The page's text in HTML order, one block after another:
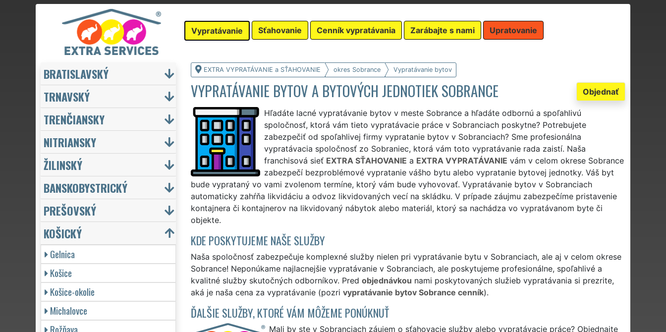
Vypratávanie Sťahovanie Cenník vypratávania Zarábajte s nami Upratovanie
EXTRA VYPRATÁVANIE a SŤAHOVANIE okres Sobrance Vypratávanie bytov
Objednať
VYPRATÁVANIE BYTOV A BYTOVÝCH JEDNOTIEK SOBRANCE
Hľadáte lacné vypratávanie bytov v meste Sobrance a hľadáte odbornú a spoľahlivú
spoločnosť, ktorá vám tieto vypratávacie práce v Sobranciach poskytne? Potrebujete
zabezpečiť od spoľahlivej firmy vypratanie bytov v Sobranciach? Sme profesionálna
vypratávacia spoločnosť zo Sobraniec, ktorá vám toto vypratávanie rada zaistí. Naša
franchisová sieť EXTRA SŤAHOVANIE a EXTRA VYPRATÁVANIE vám v celom okrese Sobrance
zabezpečí bezproblémové vypratanie vášho bytu alebo vypratanie bytovej jednotky. Váš byt
bude vyprataný vo vami zvolenom termíne, ktorý vám bude vyhovovať. Vypratávanie bytov v Sobranciach
automaticky zahŕňa likvidáciu a odvoz likvidovaných vecí na skládku. V prípade záujmu zabezpečíme pristavenie
kontajnera či kontajnerov na likvidovaný nábytok alebo materiál, ktorý sa nachádza vo vypratávanom byte či
objekte.
KDE POSKYTUJEME NAŠE SLUŽBY
Naša spoločnosť zabezpečuje komplexné služby nielen pri vypratávanie bytu v Sobranciach, ale aj v celom okrese
Sobrance! Neponúkame najlacnejšie vypratávanie v Sobranciach, ale poskytujeme profesionálne, spoľahlivé a
kvalitné služby skutočných odborníkov. Pred objednávkou nami poskytovaných služieb vypratávania si prezrite,
aká je naša cena za vypratávanie (pozri vypratávanie bytov Sobrance cenník).
ĎALŠIE SLUŽBY, KTORÉ VÁM MÔŽEME PONÚKNUŤ
Mali by ste v Sobranciach záujem o sťahovacie služby alebo vypratávacie práce? Objednajte
BRATISLAVSKÝ
TRNAVSKÝ
TRENČIANSKY
NITRIANSKY
ŽILINSKÝ
BANSKOBYSTRICKÝ
PREŠOVSKÝ
KOŠICKÝ
Gelnica
Košice
Košice-okolie
Michalovce